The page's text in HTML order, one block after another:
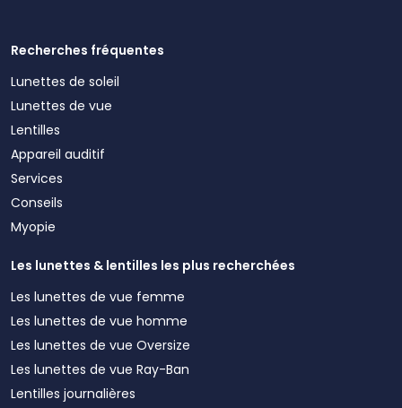
Recherches fréquentes
Lunettes de soleil
Lunettes de vue
Lentilles
Appareil auditif
Services
Conseils
Myopie
Les lunettes & lentilles les plus recherchées
Les lunettes de vue femme
Les lunettes de vue homme
Les lunettes de vue Oversize
Les lunettes de vue Ray-Ban
Lentilles journalières